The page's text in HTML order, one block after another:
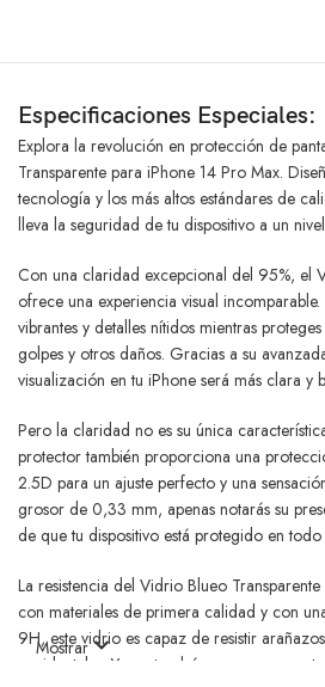
Especificaciones Especiales:
Explora la revolución en protección de
Transparente para iPhone 14 Pro Max.
tecnología y los más altos estándares de
lleva la seguridad de tu dispositivo a un
Con una claridad excepcional del 95%, el
ofrece una experiencia visual
vibrantes y detalles nítidos mientras
golpes y otros daños. Gracias a su
visualización en tu iPhone será más clara y
Pero la claridad no es su única
protector también proporciona una
2.5D para un ajuste perfecto y una
grosor de 0,33 mm, apenas notarás su
de que tu dispositivo está protegido en todo
La resistencia del Vidrio Blueo
con materiales de primera calidad y con
9H, este vidrio es capaz de resistir
accidentales. Ya no tendrás que
Mostrar